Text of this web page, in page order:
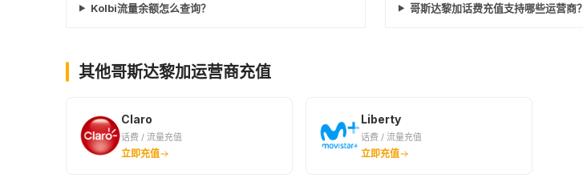
Kolbi流量余额怎么查询？ 哥斯达黎加话费充值支持哪些运营商？
其他哥斯达黎加运营商充值
Claro
话费 / 流量充值
立即充值
Liberty
话费 / 流量充值
立即充值